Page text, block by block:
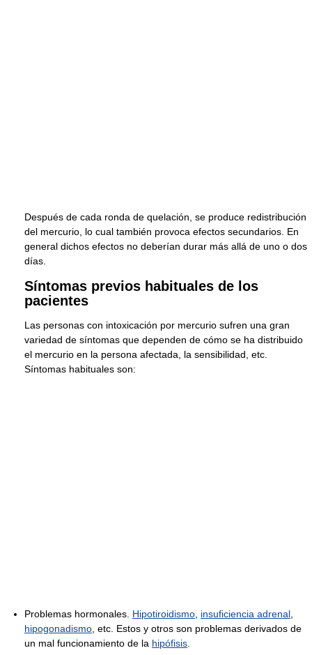
Después de cada ronda de quelación, se produce redistribución
del mercurio, lo cual también provoca efectos secundarios. En
general dichos efectos no deberían durar más allá de uno o dos
días.
Síntomas previos habituales de los
pacientes
Las personas con intoxicación por mercurio sufren una gran
variedad de síntomas que dependen de cómo se ha distribuido
el mercurio en la persona afectada, la sensibilidad, etc.
Síntomas habituales son:
Problemas hormonales. Hipotiroidismo insuficiencia adrenal
hipogonadismo , etc. Estos y otros son problemas derivados de
un mal funcionamiento de la hipófisis